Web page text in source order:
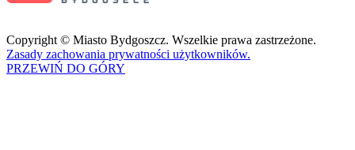
Copyright © Miasto Bydgoszcz. Wszelkie prawa zastrzeżone.
Zasady zachowania prywatności użytkowników.
PRZEWIŃ DO GÓRY